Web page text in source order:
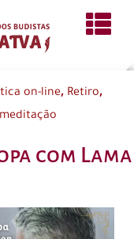
on-line, Retiro,
com Lama